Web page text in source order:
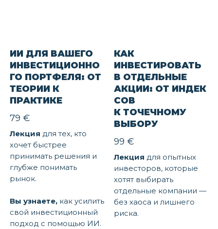
ИИ ДЛЯ ВАШЕГО
ИНВЕСТИЦИОННО
ГО ПОРТФЕЛЯ: ОТ
ТЕОРИИ К
ПРАКТИКЕ
79 €
Лекция для тех, кто
хочет быстрее
принимать решения и
глубже понимать
рынок.
Вы узнаете, как усилить
свой инвестиционный
подход с помощью ИИ.
КАК
ИНВЕСТИРОВАТЬ
В ОТДЕЛЬНЫЕ
АКЦИИ: ОТ ИНДЕК
СОВ
К ТОЧЕЧНОМУ
ВЫБОРУ
99 €
Лекция для опытных
инвесторов, которые
хотят выбирать
отдельные компании —
без хаоса и лишнего
риска.